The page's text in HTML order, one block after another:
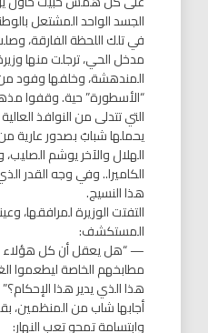
الجسد الواحد المشتعل
​في تلك اللحظة الفارقة،
مدخل الحي، ترجلت منها
المندهشة، وخلفها وفود من
“الأسطورة” حية. وقفوا
التي تتدلى من النوافذ
يحملها شبابٌ بصدور عارية
الهلال والآخر يوشم
الكاميرا.. وفي وجه القدر
هذا النسيج.
​التفتت الوزيرة لمرافقها،
المستكشف:
— “هل يعقل أن كل هؤلاء
مطابخهم الخاصة ليطعموا
هذا الذي يدير هذا الإحكام؟”
​أجابها شاب من المنظمين،
وابتسامة تمحو تعب النهار: